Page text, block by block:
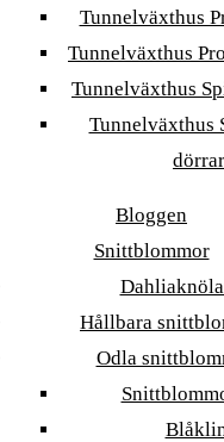
Tunnelväxthus
Tunnelväxthus
Tunnelväxthus
Tunnelväxthus
dörrar
Bloggen
Snittblommor
Hållbara
Odla